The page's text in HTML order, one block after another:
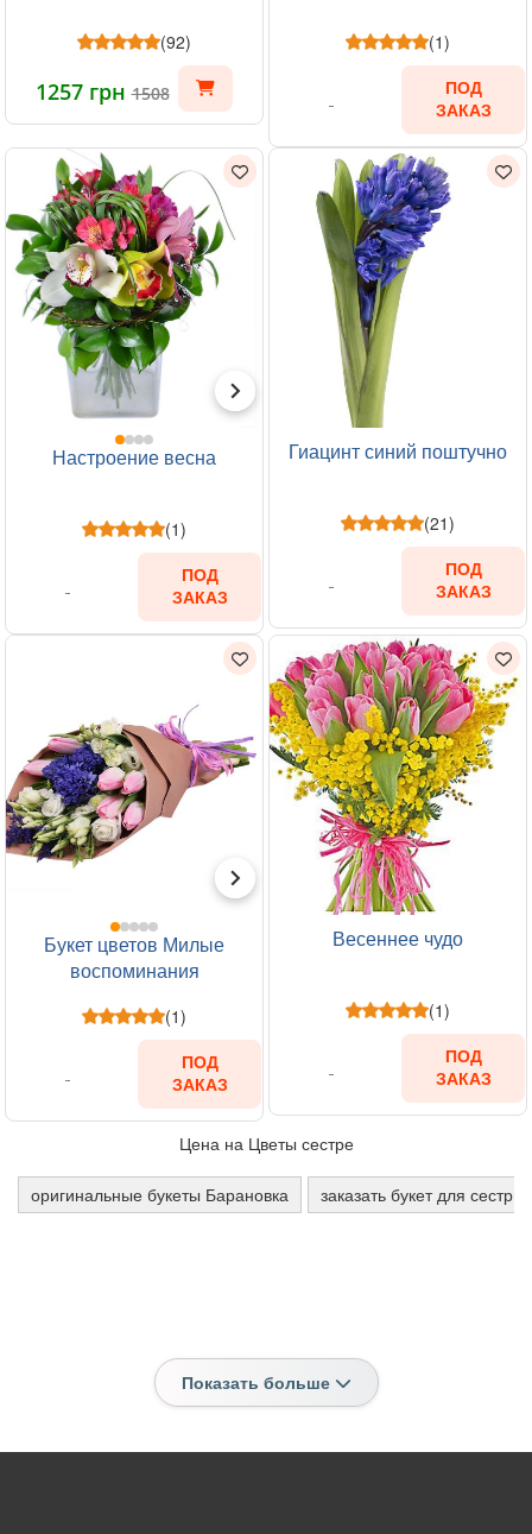
(92)
1257 грн1508
(1)
ПОД
ЗАКАЗ
Настроение весна
(1)
ПОД
ЗАКАЗ
Гиацинт синий поштучно
(21)
ПОД
ЗАКАЗ
Букет цветов Милые
воспоминания
(1)
ПОД
ЗАКАЗ
Весеннее чудо
(1)
ПОД
ЗАКАЗ
Цена на Цветы сестре
оригинальные букеты Барановка заказать букет для
Показать больше